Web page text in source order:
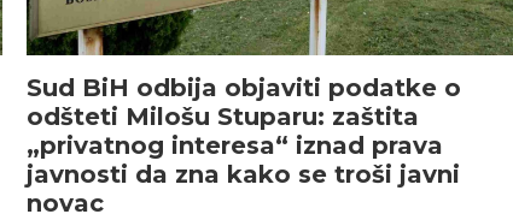
Sud BiH odbija objaviti podatke o
odšteti Milošu Stuparu: zaštita
„privatnog interesa“ iznad prava
javnosti da zna kako se troši javni
novac